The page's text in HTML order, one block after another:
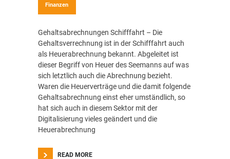
Finanzen
Gehaltsabrechnungen Schifffahrt – Die
Gehaltsverrechnung ist in der Schifffahrt auch
als Heuerabrechnung bekannt. Abgeleitet ist
dieser Begriff von Heuer des Seemanns auf was
sich letztlich auch die Abrechnung bezieht.
Waren die Heuerverträge und die damit folgende
Gehaltsabrechnung einst eher umständlich, so
hat sich auch in diesem Sektor mit der
Digitalisierung vieles geändert und die
Heuerabrechnung
READ MORE